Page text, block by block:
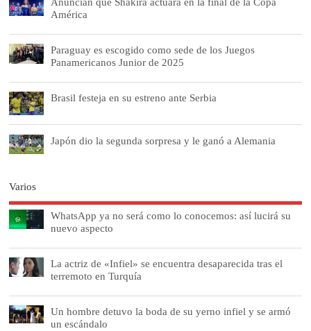
América
Paraguay es escogido como sede de los Juegos
Panamericanos Junior de 2025
Brasil festeja en su estreno ante Serbia
Japón dio la segunda sorpresa y le ganó a Alemania
Varios
WhatsApp ya no será como lo conocemos: así lucirá su
nuevo aspecto
La actriz de «Infiel» se encuentra desaparecida tras el
terremoto en Turquía
Un hombre detuvo la boda de su yerno infiel y se armó
un escándalo